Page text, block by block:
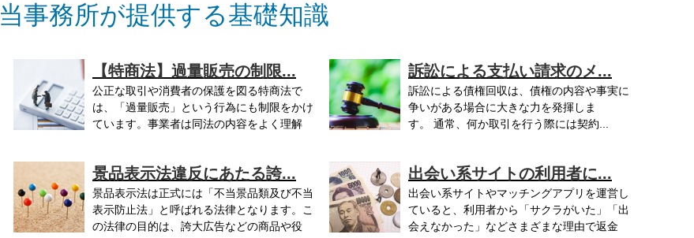
当事務所が提供する基礎知識
【特商法】過量販売の制限...
公正な取引や消費者の保護を図る特商法で
は、「過量販売」という行為にも制限をかけ
ています。事業者は同法の内容をよく理解
訴訟による支払い請求のメ...
訴訟による債権回収は、債権の内容や事実に
争いがある場合に大きな力を発揮しま
す。 通常、何か取引を行う際には契約...
景品表示法違反にあたる誇...
景品表示法は正式には「不当景品類及び不当
表示防止法」と呼ばれる法律となります。こ
の法律の目的は、誇大広告などの商品や役
出会い系サイトの利用者に...
出会い系サイトやマッチングアプリを運営し
ていると、利用者から「サクラがいた」「出
会えなかった」などさまざまな理由で返金